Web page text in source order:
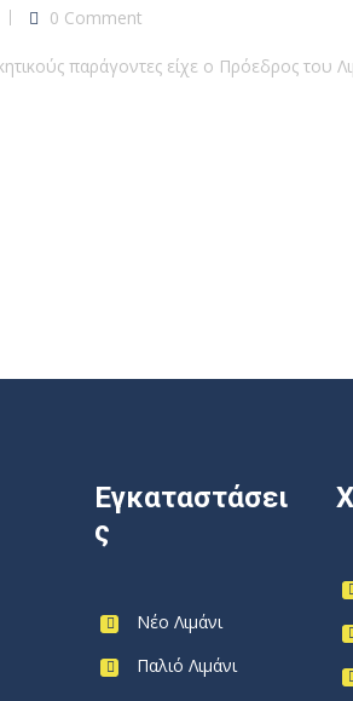
0 Comment
παράγοντες είχε ο Πρόεδρος του
Εγκαταστάσει
ς
Νέο Λιμάνι
Παλιό Λιμάνι